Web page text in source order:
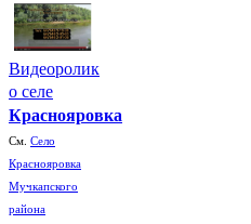
Видеоролик
о селе
Краснояровка
См. Село
Краснояровка
Мучкапского
района